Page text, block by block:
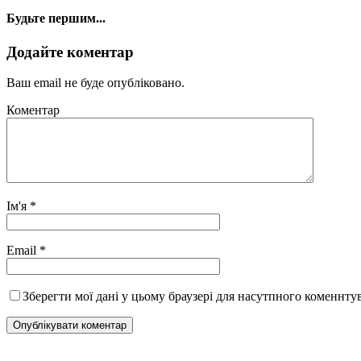
Будьте першим...
Додайте коментар
Ваш email не буде опубліковано.
Коментар
Ім'я *
Email *
Зберегти мої дані у цьому браузері для насутпного